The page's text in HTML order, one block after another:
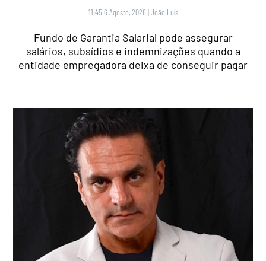
11:45 6 Agosto, 2026 |João Luís
Fundo de Garantia Salarial pode assegurar
salários, subsídios e indemnizações quando a
entidade empregadora deixa de conseguir pagar